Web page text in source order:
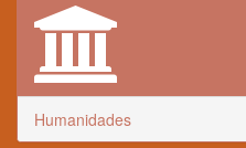
Humanidades